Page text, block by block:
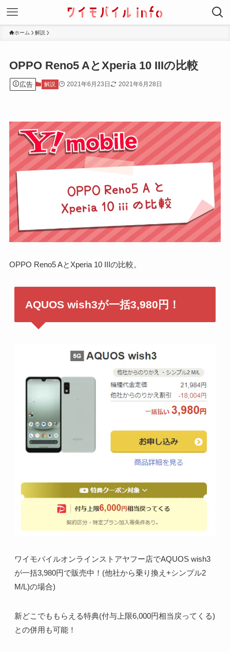
ホーム 解説
OPPO Reno5 AとXperia 10 IIIの比較
広告 解説 2021年6月23日 2021年6月28日
OPPO Reno5 AとXperia 10 IIIの比較。
AQUOS wish3が一括3,980円！
ワイモバイルオンラインストアヤフー店でAQUOS wish3
が一括3,980円で販売中！(他社から乗り換え+シンプル2
M/L)の場合)
新どこでももらえる特典(付与上限6,000円相当戻ってくる)
との併用も可能！